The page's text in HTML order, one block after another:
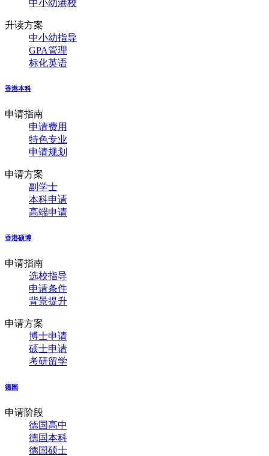
中小幼港校
升读方案
中小幼指导
GPA管理
标化英语
香港本科
申请指南
申请费用
特色专业
申请规划
申请方案
副学士
本科申请
高端申请
香港硕博
申请指南
选校指导
申请条件
背景提升
申请方案
博士申请
硕士申请
考研留学
德国
申请阶段
德国高中
德国本科
德国硕士